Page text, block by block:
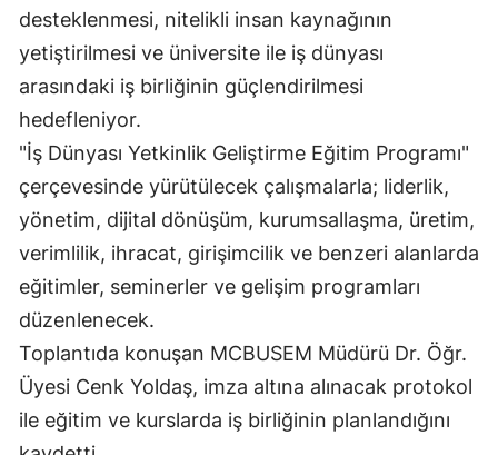
desteklenmesi, nitelikli insan kaynağının
yetiştirilmesi ve üniversite ile iş dünyası
arasındaki iş birliğinin güçlendirilmesi
hedefleniyor.
"İş Dünyası Yetkinlik Geliştirme Eğitim Programı"
çerçevesinde yürütülecek çalışmalarla; liderlik,
yönetim, dijital dönüşüm, kurumsallaşma, üretim,
verimlilik, ihracat, girişimcilik ve benzeri alanlarda
eğitimler, seminerler ve gelişim programları
düzenlenecek.
Toplantıda konuşan MCBUSEM Müdürü Dr. Öğr.
Üyesi Cenk Yoldaş, imza altına alınacak protokol
ile eğitim ve kurslarda iş birliğinin planlandığını